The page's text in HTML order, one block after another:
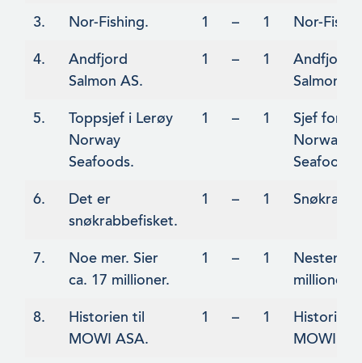
3. Nor-Fishing. 1 – 1 Nor-
4.
Andfjord
Salmon AS.
1 – 1
Andfjord
Salmon.
5.
Toppsjef i Lerøy
Norway
Seafoods.
1 – 1
Sjef for
Norway
Seafoods.
6.
Det er
snøkrabbefisket.
1 – 1
7.
Noe mer. Sier
ca. 17 millioner.
1 – 1
Nesten 18
millioner.
8.
Historien til
MOWI ASA.
1 – 1
Historien
MOWI.